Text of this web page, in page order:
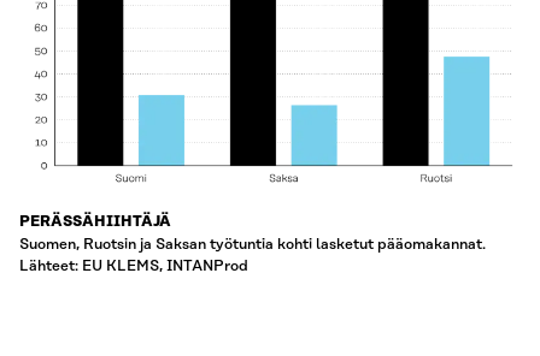
PERÄSSÄHIIHTÄJÄ
Suomen, Ruotsin ja Saksan työtuntia kohti lasketut pääomakannat.
Lähteet: EU KLEMS, INTANProd